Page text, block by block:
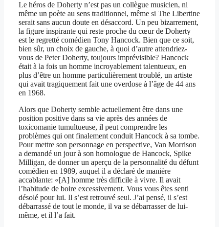
Le héros de Doherty n’est pas un collègue musicien, ni
même un poète au sens traditionnel, même si The Libertine
serait sans aucun doute en désaccord. Un peu bizarrement,
la figure inspirante qui reste proche du cœur de Doherty
est le regretté comédien Tony Hancock. Bien que ce soit,
bien sûr, un choix de gauche, à quoi d’autre attendriez-
vous de Peter Doherty, toujours imprévisible? Hancock
était à la fois un homme incroyablement talentueux, en
plus d’être un homme particulièrement troublé, un artiste
qui avait tragiquement fait une overdose à l’âge de 44 ans
en 1968.
Alors que Doherty semble actuellement être dans une
position positive dans sa vie après des années de
toxicomanie tumultueuse, il peut comprendre les
problèmes qui ont finalement conduit Hancock à sa tombe.
Pour mettre son personnage en perspective, Van Morrison
a demandé un jour à son homologue de Hancock, Spike
Milligan, de donner un aperçu de la personnalité du défunt
comédien en 1989, auquel il a déclaré de manière
accablante: «[A] homme très difficile à vivre. Il avait
l’habitude de boire excessivement. Vous vous êtes senti
désolé pour lui. Il s’est retrouvé seul. J’ai pensé, il s’est
débarrassé de tout le monde, il va se débarrasser de lui-
même, et il l’a fait.